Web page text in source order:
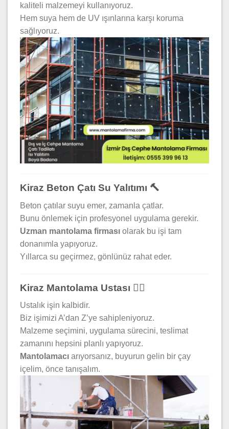
kaliteli malzemeyi kullanıyoruz.
Hem suya hem de UV ışınlarına karşı koruma
sağlıyoruz.
Kiraz Beton Çatı Su Yalıtımı 🔨
Beton çatılar suyu emer, zamanla çatlar.
Bunu önlemek için profesyonel uygulama gerekir.
Uzman mantolama firması olarak bu işi tam
donanımla yapıyoruz.
Yıllarca su geçirmez, gönlünüz rahat eder.
Kiraz Mantolama Ustası 👷‍♂️
Ustalık işin kalbidir.
Biz işimizi A’dan Z’ye sahipleniyoruz.
Malzeme seçimini, uygulama sürecini, teslimat
zamanını hepsini planlı yapıyoruz.
Mantolamacı arıyorsanız, buyurun gelin bir çay
içelim, önce tanışalım.